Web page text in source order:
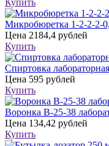
Купить
Микробюретка 1-2-2-2-
Цена 2184,4 рублей
Купить
Спиртовка
Цена 595 рублей
Купить
Воронка В-25-38
Цена 134,42 рублей
Купить